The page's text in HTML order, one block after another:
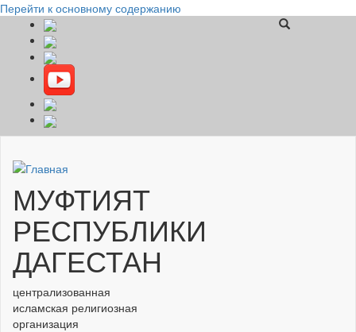
Перейти к основному содержанию
МУФТИЯТ
РЕСПУБЛИКИ
ДАГЕСТАН
централизованная
исламская религиозная
организация